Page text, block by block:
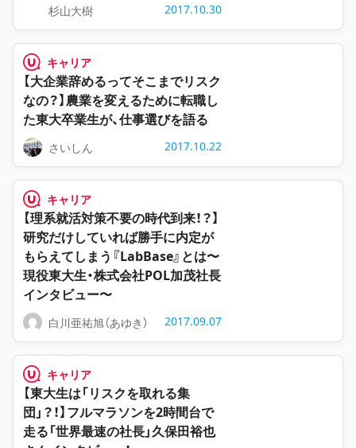
杉山大樹 2017.10.30
キャリア
【大企業辞めるってそこまでリスク
なの？】農業を変えるために転職し
た東大卒業生が、仕事選びを語る
さいしん 2017.10.22
キャリア
【理系就活対策不要の時代到来！？】
研究だけしていれば勝手に内定が
もらえてしまう『LabBase』とは〜
現役東大生・株式会社POL加茂社長
インタビュー〜
白川亜祐旭（あゆき） 2017.09.07
キャリア
【東大生は「リスクを取れる集
団」？！】フルマラソンを2時間台で
走る「世界最速の社長」久保田裕也